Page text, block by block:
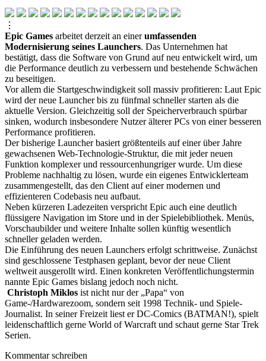
⋮
Epic Games arbeitet derzeit an einerumfassenden
Modernisierung seines Launchers. Das Unternehmen hat
bestätigt, dass die Software von Grund auf neu entwickelt wird, um
die Performance deutlich zu verbessern und bestehende Schwächen
zu beseitigen.
Vor allem die Startgeschwindigkeit soll massiv profitieren: Laut Epic
wird der neue Launcher bis zu fünfmal schneller starten als die
aktuelle Version. Gleichzeitig soll der Speicherverbrauch spürbar
sinken, wodurch insbesondere Nutzer älterer PCs von einer besseren
Performance profitieren.
Der bisherige Launcher basiert größtenteils auf einer über Jahre
gewachsenen Web-Technologie-Struktur, die mit jeder neuen
Funktion komplexer und ressourcenhungriger wurde. Um diese
Probleme nachhaltig zu lösen, wurde ein eigenes Entwicklerteam
zusammengestellt, das den Client auf einer modernen und
effizienteren Codebasis neu aufbaut.
Neben kürzeren Ladezeiten verspricht Epic auch eine deutlich
flüssigere Navigation im Store und in der Spielebibliothek. Menüs,
Vorschaubilder und weitere Inhalte sollen künftig wesentlich
schneller geladen werden.
Die Einführung des neuen Launchers erfolgt schrittweise. Zunächst
sind geschlossene Testphasen geplant, bevor der neue Client
weltweit ausgerollt wird. Einen konkreten Veröffentlichungstermin
nannte Epic Games bislang jedoch noch nicht.
Christoph Miklos ist nicht nur der „Papa“ von
Game-/Hardwarezoom, sondern seit 1998 Technik- und Spiele-
Journalist. In seiner Freizeit liest er DC-Comics (BATMAN!), spielt
leidenschaftlich gerne World of Warcraft und schaut gerne Star Trek
Serien.
Kommentar schreiben